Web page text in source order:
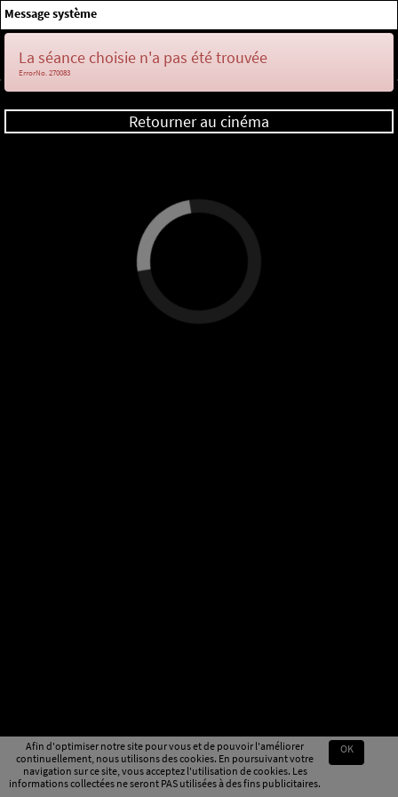
Afin d'optimiser notre site pour vous et de pouvoir l'améliorer
continuellement, nous utilisons des cookies. En poursuivant votre
navigation sur ce site, vous acceptez l'utilisation de cookies. Les
informations collectées ne seront PAS utilisées à des fins publicitaires.
OK
Message système
La séance choisie n'a pas été trouvée
ErrorNo. 270083
Retourner au cinéma